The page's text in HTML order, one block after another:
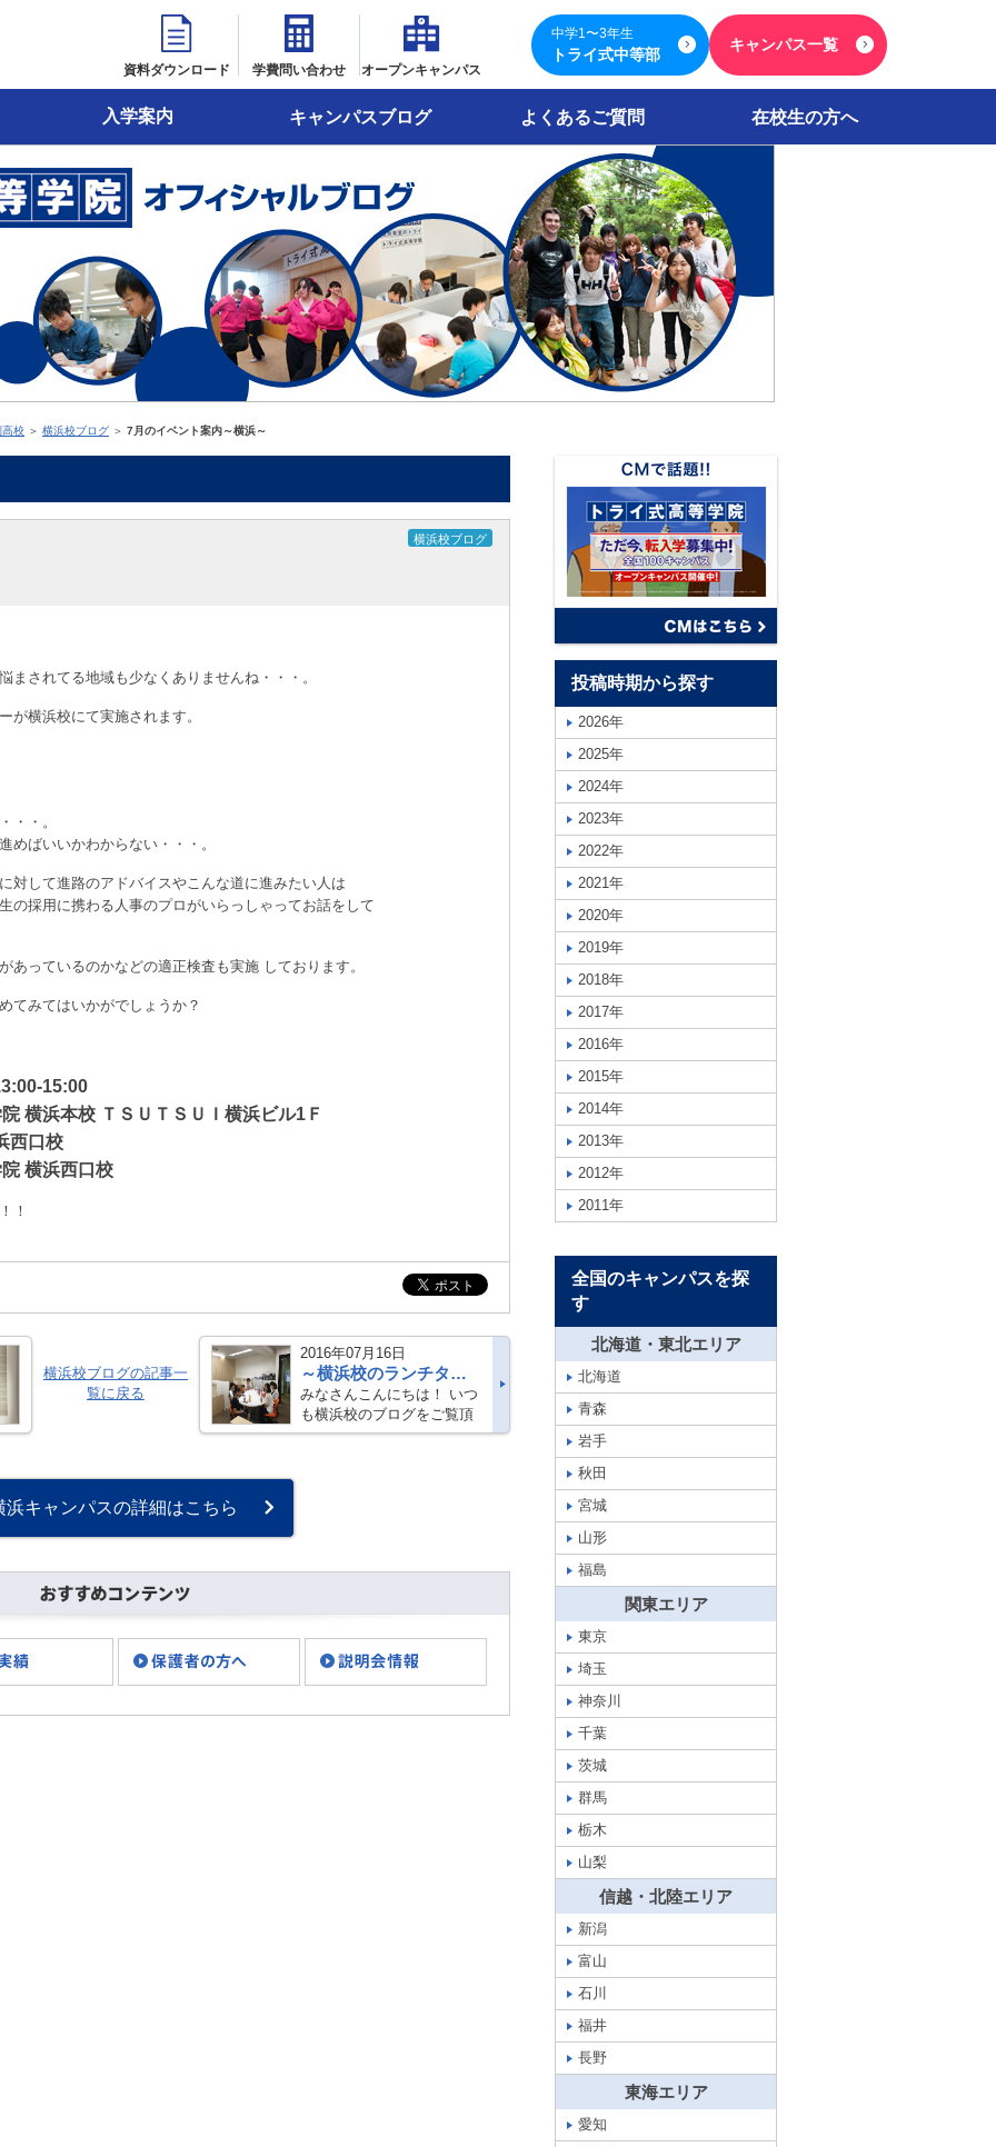
資料ダウンロード 学費問い合わせ オープンキャンパス
中学1〜3年生
トライ式中等部
キャンパス一覧
入学案内 キャンパスブログ よくあるご質問 在校生の方へ
高校 ＞ 横浜校ブログ ＞ 7月のイベント案内～横浜～
横浜校ブログ
まされてる地域も少なくありませんね・・・。
が横浜校にて実施されます。
・・。
めばいいかわからない・・・。
対して進路のアドバイスやこんな道に進みたい人は
の採用に携わる人事のプロがいらっしゃってお話をして
あっているのかなどの適正検査も実施 しております。
てみてはいかがでしょうか？
15:00
横浜本校 ＴＳＵＴＳＵＩ横浜ビル1Ｆ
西口校
横浜西口校
！
横浜校ブログの記事一
覧に戻る
2016年07月16日
～横浜校のランチタイム！！～
みなさんこんにちは！ いつ
も横浜校のブログをご覧頂
きありがとうございま
浜キャンパスの詳細はこちら
投稿時期から探す
2026年
2025年
2024年
2023年
2022年
2021年
2020年
2019年
2018年
2017年
2016年
2015年
2014年
2013年
2012年
2011年
全国のキャンパスを探
す
北海道・東北エリア
北海道
青森
岩手
秋田
宮城
山形
福島
関東エリア
東京
埼玉
神奈川
千葉
茨城
群馬
栃木
山梨
信越・北陸エリア
新潟
富山
石川
福井
長野
東海エリア
愛知